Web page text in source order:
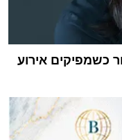
כשמפיקים אירוע